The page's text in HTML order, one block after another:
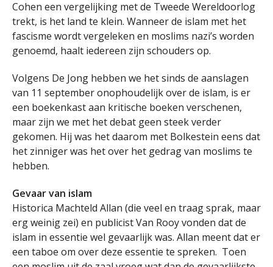
Cohen een vergelijking met de Tweede Wereldoorlog
trekt, is het land te klein. Wanneer de islam met het
fascisme wordt vergeleken en moslims nazi’s worden
genoemd, haalt iedereen zijn schouders op.
Volgens De Jong hebben we het sinds de aanslagen
van 11 september onophoudelijk over de islam, is er
een boekenkast aan kritische boeken verschenen,
maar zijn we met het debat geen steek verder
gekomen. Hij was het daarom met Bolkestein eens dat
het zinniger was het over het gedrag van moslims te
hebben.
Gevaar van islam
Historica Machteld Allan (die veel en traag sprak, maar
erg weinig zei) en publicist Van Rooy vonden dat de
islam in essentie wel gevaarlijk was. Allan meent dat er
een taboe om over deze essentie te spreken. Toen